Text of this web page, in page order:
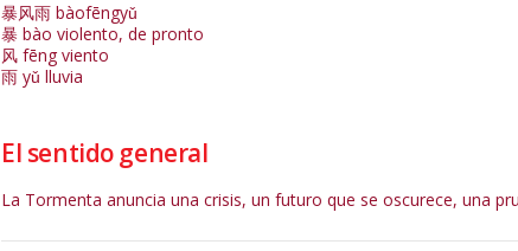
暴风雨 bàofēngyǔ
暴 bào violento, de pronto
风 fēng viento
雨 yǔ lluvia
El sentido general
La Tormenta anuncia una crisis, un futuro que se oscurece, una